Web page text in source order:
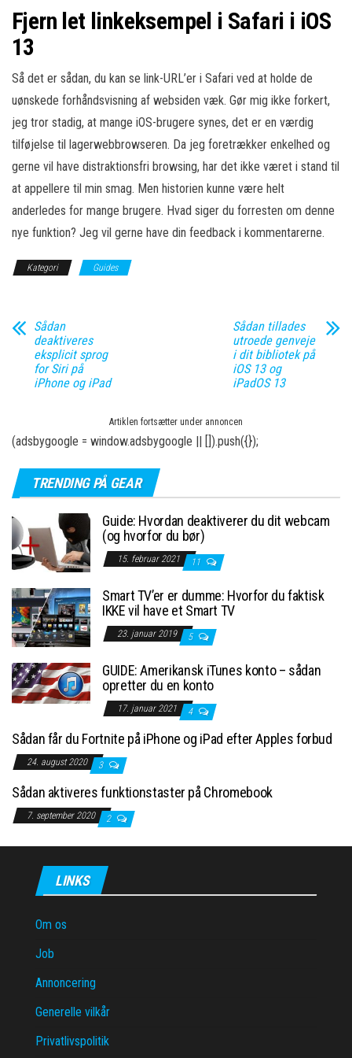
Fjern let linkeksempel i Safari i iOS
13
Så det er sådan, du kan se link-URL’er i Safari ved at holde de
uønskede forhåndsvisning af websiden væk. Gør mig ikke forkert,
jeg tror stadig, at mange iOS-brugere synes, det er en værdig
tilføjelse til lagerwebbrowseren. Da jeg foretrækker enkelhed og
gerne vil have distraktionsfri browsing, har det ikke været i stand til
at appellere til min smag. Men historien kunne være helt
anderledes for mange brugere. Hvad siger du forresten om denne
nye funktion? Jeg vil gerne have din feedback i kommentarerne.
Kategori Guides
Sådan
deaktiveres
eksplicit sprog
for Siri på
iPhone og iPad
Sådan tillades
utroede genveje
i dit bibliotek på
iOS 13 og
iPadOS 13
Artiklen fortsætter under annoncen
(adsbygoogle = window.adsbygoogle || []).push({});
TRENDING PÅ GEAR
Guide: Hvordan deaktiverer du dit webcam
(og hvorfor du bør)
15. februar 2021 11
Smart TV’er er dumme: Hvorfor du faktisk
IKKE vil have et Smart TV
23. januar 2019 5
GUIDE: Amerikansk iTunes konto – sådan
opretter du en konto
17. januar 2021 4
Sådan får du Fortnite på iPhone og iPad efter Apples forbud
24. august 2020 3
Sådan aktiveres funktionstaster på Chromebook
7. september 2020 2
LINKS
Om os
Job
Annoncering
Generelle vilkår
Privatlivspolitik